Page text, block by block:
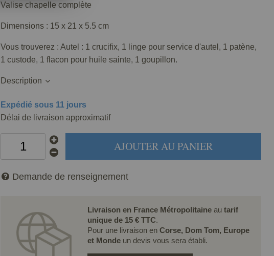
Valise chapelle complète
Dimensions : 15 x 21 x 5.5 cm
Vous trouverez : Autel : 1 crucifix, 1 linge pour service d'autel, 1 patène,
1 custode, 1 flacon pour huile sainte, 1 goupillon.
Description
Expédié sous 11 jours
Délai de livraison approximatif
AJOUTER AU PANIER
Demande de renseignement
Livraison en France Métropolitaineau tarif
unique de 15 € TTC.
Pour une livraison en Corse, Dom Tom, Europe
et Monde un devis vous sera établi.